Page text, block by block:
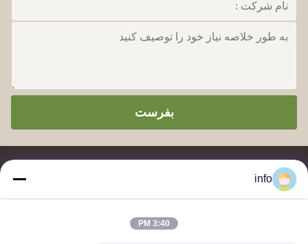
بفرست
info
3:40 PM